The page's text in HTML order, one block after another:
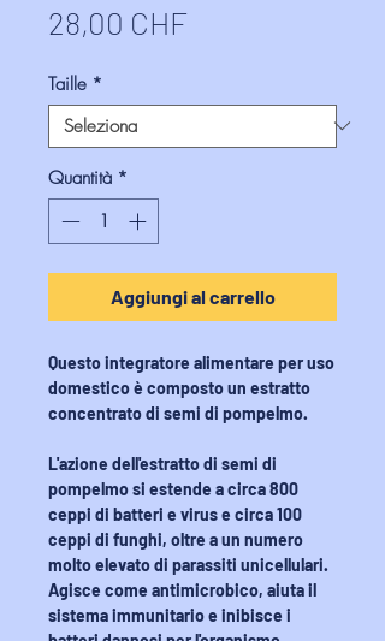
28,00 CHFPrezzo
Taille *
Quantità *
Aggiungi al carrello
Questo integratore alimentare per uso
domestico è composto un estratto
concentrato di semi di pompelmo.
L'azione dell'estratto di semi di
pompelmo si estende a circa 800
ceppi di batteri e virus e circa 100
ceppi di funghi, oltre a un numero
molto elevato di parassiti unicellulari.
Agisce come antimicrobico, aiuta il
sistema immunitario e inibisce i